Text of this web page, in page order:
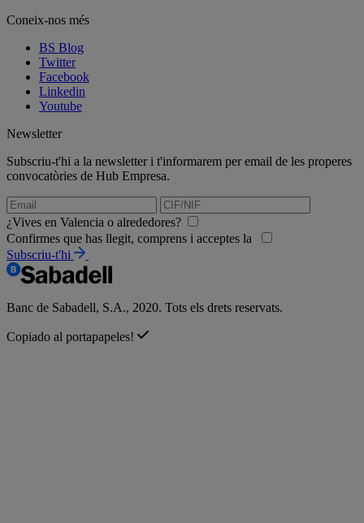
Coneix-nos més
BS Blog
Twitter
Facebook
Linkedin
Youtube
Newsletter
Subscriu-t'hi a la newsletter i t'informarem per email de les properes
convocatòries de Hub Empresa.
¿Vives en Valencia o alrededores?
Confirmes que has llegit, comprens i acceptes la
Subscriu-t'hi
Banc de Sabadell, S.A., 2020. Tots els drets reservats.
Copiado al portapapeles!